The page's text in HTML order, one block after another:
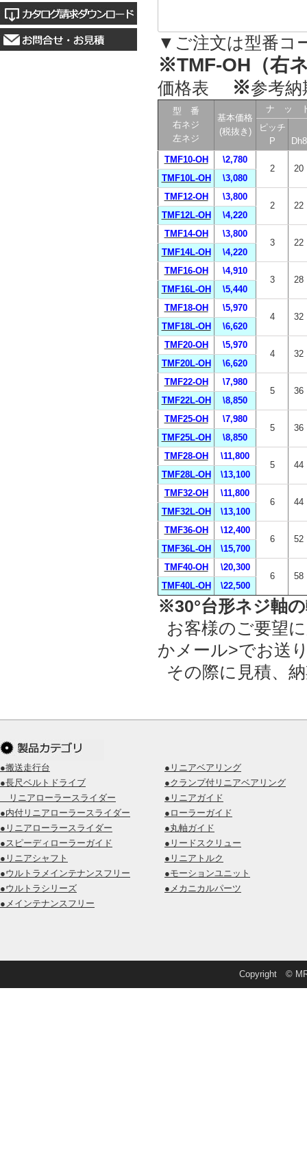
▼ご注文は型番コ
※TMF-OH（右
価格表 ※参考
型 番
右ネジ
左ネジ
基本価格
(税抜き)
ナ ッ
ピッチ
P
Dh8
TMF10-OH
\2,780
2
20
TMF10L-OH
\3,080
TMF12-OH
\3,800
2
22
TMF12L-OH
\4,220
TMF14-OH
\3,800
3
22
TMF14L-OH
\4,220
TMF16-OH
\4,910
3
28
TMF16L-OH
\5,440
TMF18-OH
\5,970
4
32
TMF18L-OH
\6,620
TMF20-OH
\5,970
4
32
TMF20L-OH
\6,620
TMF22-OH
\7,980
5
36
TMF22L-OH
\8,850
TMF25-OH
\7,980
5
36
TMF25L-OH
\8,850
TMF28-OH
\11,800
5
44
TMF28L-OH
\13,100
TMF32-OH
\11,800
6
44
TMF32L-OH
\13,100
TMF36-OH
\12,400
6
52
TMF36L-OH
\15,700
TMF40-OH
\20,300
6
58
TMF40L-OH
\22,500
※30°台形ネジ軸
お客様のご要望
かメール>でお送
その際に見積、
●搬送走行台
●長尺ベルトドライブ
リニアローラースライダー
●内付リニアローラースライダー
●リニアローラースライダー
●スピーディローラーガイド
●リニアシャフト
●ウルトラメインテナンスフリー
●ウルトラシリーズ
●メインテナンスフリー
●リニアベアリング
●クランプ付リニアベアリング
●リニアガイド
●ローラーガイド
●丸軸ガイド
●リードスクリュー
●リニアトルク
●モーションユニット
●メカニカルパーツ
Copyright ©